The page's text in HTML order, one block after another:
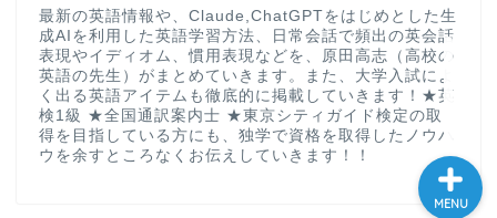
最新の英語情報や、Claude,ChatGPTをはじめとした生
成AIを利用した英語学習方法、日常会話で頻出の英会話
表現やイディオム、慣用表現などを、原田高志（高校の
英語の先生）がまとめていきます。また、大学入試によ
く出る英語アイテムも徹底的に掲載していきます！★英
検1級 ★全国通訳案内士 ★東京シティガイド検定の取
得を目指している方にも、独学で資格を取得したノウハ
ウを余すところなくお伝えしていきます！！
MENU
CONTACT